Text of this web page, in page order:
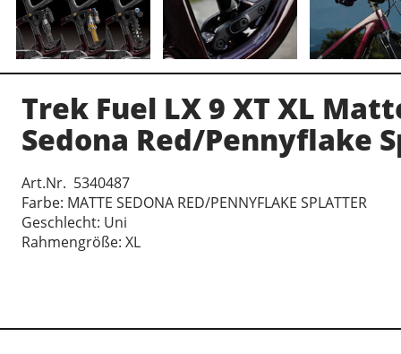
Trek Fuel LX 9 XT XL
Sedona Red/Pennyflake
Art.Nr. 5340487
Farbe: MATTE SEDONA RED/PENNYFLAKE SPLATTER
Geschlecht: Uni
Rahmengröße: XL